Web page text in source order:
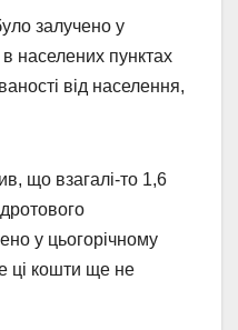
залучено у
в населених пунктах
від населення,
що взагалі-то 1,6
у цьогорічному
ці кошти ще не